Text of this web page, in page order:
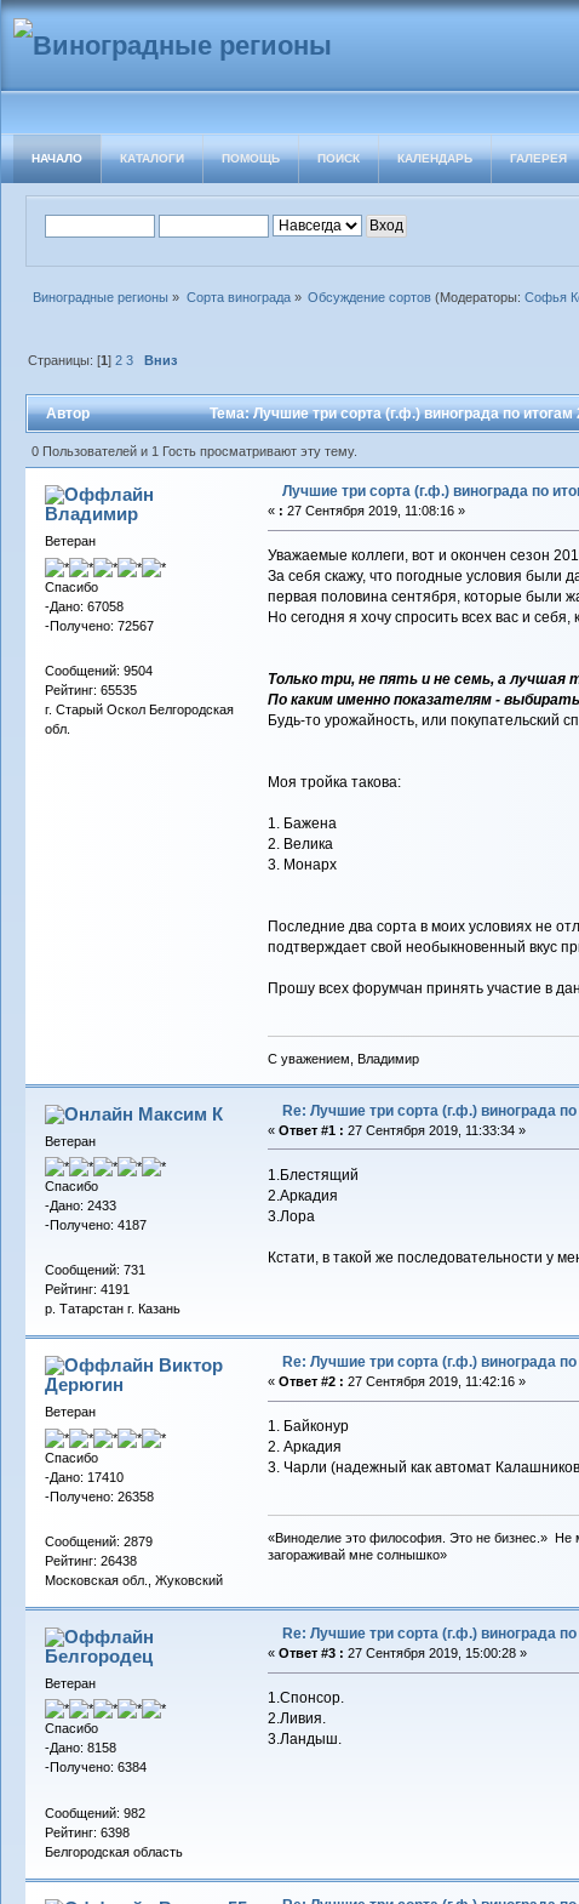
НАЧАЛО КАТАЛОГИ ПОМОЩЬ ПОИСК КАЛЕНДАРЬ ГАЛЕРЕЯ
Виноградные регионы » Сорта винограда» Обсуждение сортов(Модераторы: Софья
Страницы: [1]2 3 Вниз
Автор Тема: Лучшие три сорта (г.ф.) винограда по
0 Пользователей и 1 Гость просматривают эту тему.
Владимиp
Ветеран
Спасибо
-Дано: 67058
-Получено: 72567
Сообщений: 9504
Рейтинг: 65535
г. Старый Оскол Белгородская
обл.
Лучшие три сорта (г.ф.) винограда по
« : 27 Сентября 2019, 11:08:16 »
Уважаемые коллеги, вот и окончен сезон
За себя скажу, что погодные условия были
первая половина сентября, которые были
Но сегодня я хочу спросить всех вас и
Только три, не пять и не семь, а лучшая
По каким именно показателям -
Будь-то урожайность, или покупательский
Моя тройка такова:
1. Бажена
2. Велика
3. Монарх
Последние два сорта в моих условиях не
подтверждает свой необыкновенный вкус
Прошу всех форумчан принять участие в
С уважением, Владимир
Максим К
Ветеран
Спасибо
-Дано: 2433
-Получено: 4187
Сообщений: 731
Рейтинг: 4191
р. Татарстан г. Казань
Re: Лучшие три сорта (г.ф.) винограда по
« Ответ #1 : 27 Сентября 2019, 11:33:34 »
1.Блестящий
2.Аркадия
3.Лора
Кстати, в такой же последовательности у
Виктор
Дерюгин
Ветеран
Спасибо
-Дано: 17410
-Получено: 26358
Сообщений: 2879
Рейтинг: 26438
Московская обл., Жуковский
Re: Лучшие три сорта (г.ф.) винограда
« Ответ #2 : 27 Сентября 2019, 11:42:16 »
1. Байконур
2. Аркадия
3. Чарли (надежный как автомат
«Виноделие это философия. Это не бизнес.» Не
загораживай мне солнышко»
Белгородец
Ветеран
Спасибо
-Дано: 8158
-Получено: 6384
Сообщений: 982
Рейтинг: 6398
Белгородская область
Re: Лучшие три сорта (г.ф.) винограда
« Ответ #3 : 27 Сентября 2019, 15:00:28 »
1.Спонсор.
2.Ливия.
3.Ландыш.